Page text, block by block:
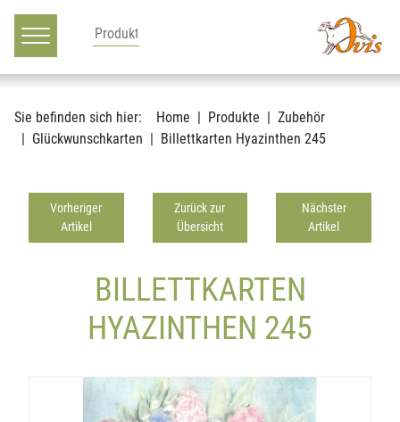
Hauptnavigation
Zum Inhalt
Sie befinden sich hier: Home Produkte
Zubehör
Glückwunschkarten
Billettkarten Hyazinthen 245
Vorheriger
Artikel
Zurück zur
Übersicht
Nächster
Artikel
BILLETTKARTEN
HYAZINTHEN 245